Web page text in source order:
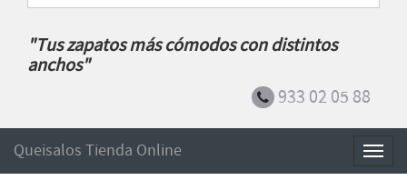
"Tus zapatos más cómodos con distintos
anchos"
933 02 05 88
Queisalos Tienda Online